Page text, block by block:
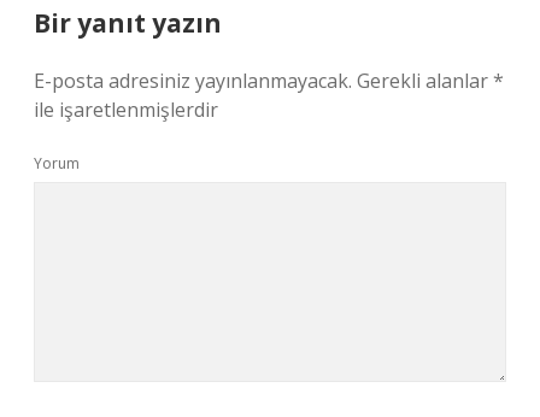
Bir yanıt yazın
E-posta adresiniz yayınlanmayacak. Gerekli alanlar*
ile işaretlenmişlerdir
Yorum